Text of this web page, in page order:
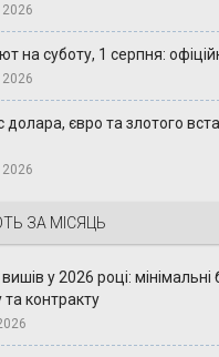
на суботу, 1 серпня:
долара, євро та злотого
ЗА МІСЯЦЬ
у 2026 році:
контракту